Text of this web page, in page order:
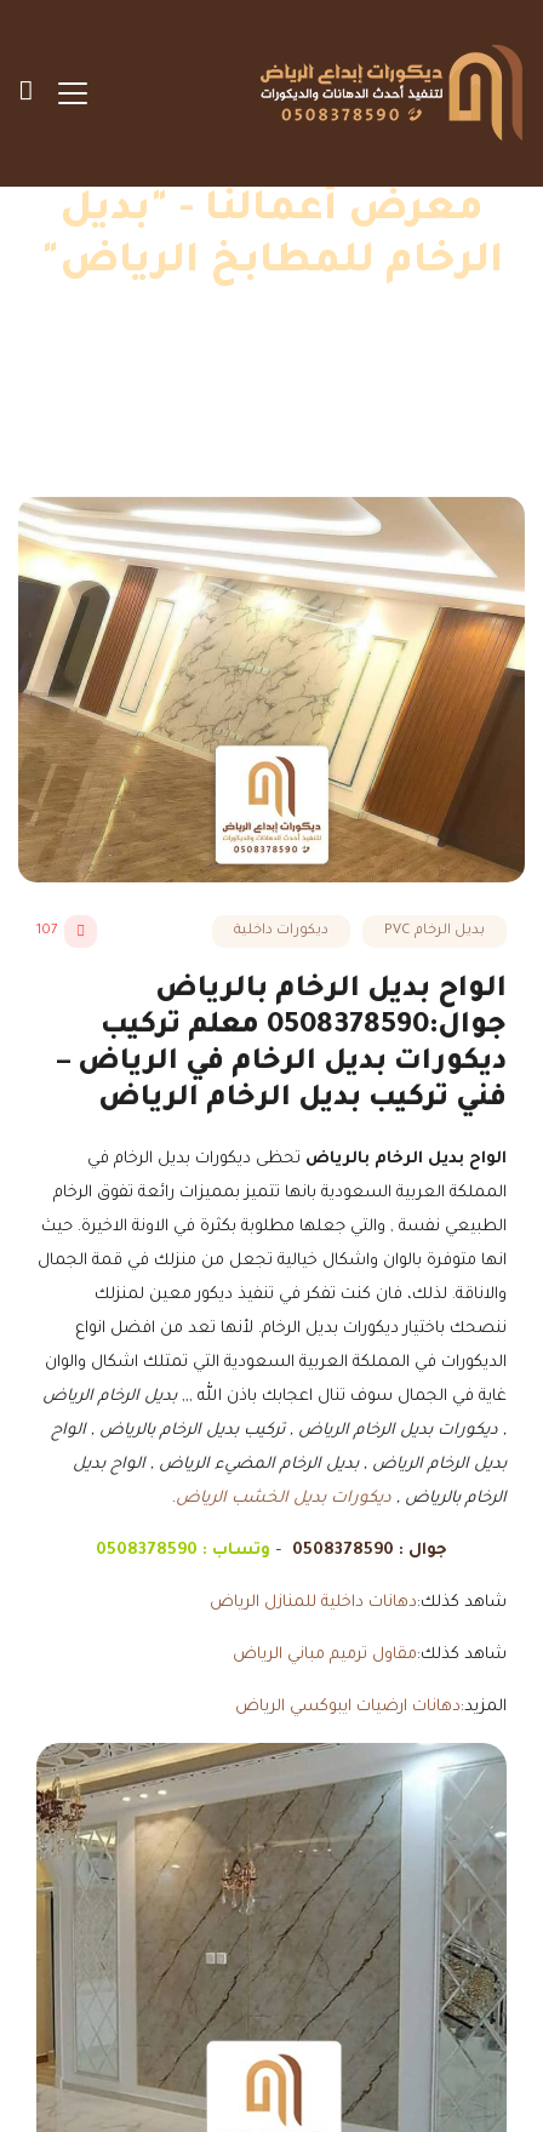
معرض أعمالنا - "بديل
الرخام للمطابخ الرياض"
بديل الرخام PVC ديكورات داخلية 107
الواح بديل الرخام بالرياض
جوال:0508378590 معلم تركيب
ديكورات بديل الرخام في الرياض –
فني تركيب بديل الرخام الرياض
الواح بديل الرخام بالرياض تحظى ديكورات بديل الرخام في
المملكة العربية السعودية بانها تتميز بمميزات رائعة تفوق الرخام
الطبيعي نفسة , والتي جعلها مطلوبة بكثرة في الاونة الاخيرة. حيث
انها متوفرة بالوان واشكال خيالية تجعل من منزلك في قمة الجمال
والاناقة. لذلك، فان كنت تفكر في تنفيذ ديكور معين لمنزلك
ننصحك باختيار ديكورات بديل الرخام. لأنها تعد من افضل انواع
الديكورات في المملكة العربية السعودية التي تمتلك اشكال والوان
غاية في الجمال سوف تنال اعجابك باذن الله ,,, بديل الرخام الرياض
, ديكورات بديل الرخام الرياض , تركيب بديل الرخام بالرياض , الواح
بديل الرخام الرياض , بديل الرخام المضيء الرياض , الواح بديل
الرخام بالرياض , ديكورات بديل الخشب الرياض.
جوال : 0508378590
– وتساب : 0508378590
شاهد كذلك:دهانات داخلية للمنازل الرياض
شاهد كذلك:مقاول ترميم مباني الرياض
المزيد:دهانات ارضيات ايبوكسي الرياض